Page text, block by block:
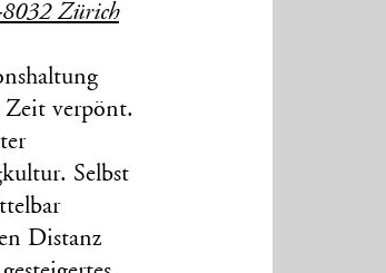
Zürich
Zeit verpönt.
Selbst
Distanz